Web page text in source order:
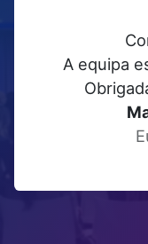
A equipa